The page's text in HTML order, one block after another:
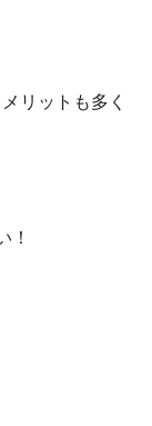
リットも多く
！